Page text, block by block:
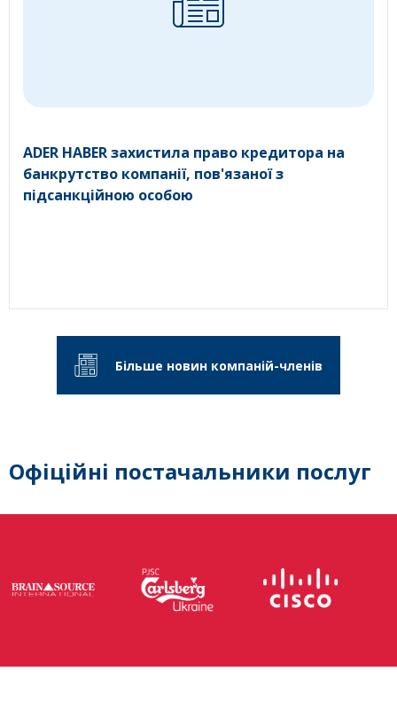
ADER HABER захистила право кредитора на
банкрутство компанії, пов'язаної з
підсанкційною особою
Більше новин компаній-членів
Офіційні постачальники послуг